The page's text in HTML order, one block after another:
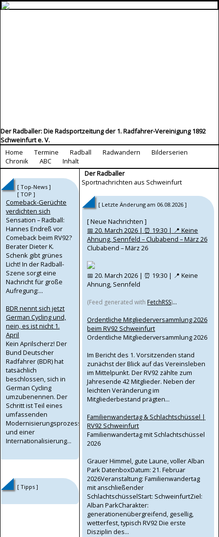
Der Radballer: Die Radsportzeitung der 1. Radfahrer-Vereinigung 1892
Schweinfurt e. V.
Home
Termine Radball Radwandern
Bilderserien
Chronik
ABC Inhalt
[ Top-News ]
[ TOP ]
Comeback-Gerüchte
verdichten sich
Sensation – Radball:
Hannes Endreß vor
Comeback beim RV92?
Berater Dieter K.
Schenk gibt grünes
Licht! In der Radball-
Szene sorgt eine
Nachricht für große
Aufregung:...
BDR nennt sich jetzt
German Cycling und,
nein, es ist nicht 1.
April
Kein Aprilscherz! Der
Bund Deutscher
Radfahrer (BDR) hat
tatsächlich
beschlossen, sich in
German Cycling
umzubenennen. Der
Schritt ist Teil eines
umfassenden
Modernisierungsprozesses
und einer
Internationalisierung...
[ Tipps ]
Der Radballer
Sportnachrichten aus Schweinfurt
[ Letzte Änderung am 06.08.2026 ]
[ Neue Nachrichten ]
📅 20. March 2026 | ⏰ 19:30 | 📍 Keine
Ahnung, Sennfeld – Clubabend – März 26
Clubabend – März 26
📅 20. March 2026 | ⏰ 19:30 | 📍 Keine
Ahnung, Sennfeld
(Feed generated with FetchRSS)...
Ordentliche Mitgliederversammlung 2026
beim RV92 Schweinfurt
Ordentliche Mitgliederversammlung 2026
Im Bericht des 1. Vorsitzenden stand
zunächst der Blick auf das Vereinsleben
im Mittelpunkt. Der RV92 zählte zum
Jahresende 42 Mitglieder. Neben der
leichten Veränderung im
Mitgliederbestand prägten...
Familienwandertag & Schlachtschüssel |
RV92 Schweinfurt
Familienwandertag mit Schlachtschüssel
2026
Grauer Himmel, gute Laune, voller Alban
Park DatenboxDatum: 21. Februar
2026Veranstaltung: Familienwandertag
mit anschließender
SchlachtschüsselStart: SchweinfurtZiel:
Alban ParkCharakter:
generationenübergreifend, gesellig,
wetterfest, typisch RV92 Die erste
Disziplin des...